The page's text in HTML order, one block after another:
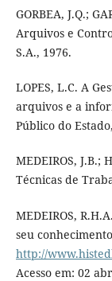
GORBEA, J.Q.;
Arquivos e
S.A., 1976.
LOPES, L.C. A
arquivos e a
Público do
MEDEIROS, J.B.;
Técnicas de
MEDEIROS,
seu
http://
Acesso em: 02